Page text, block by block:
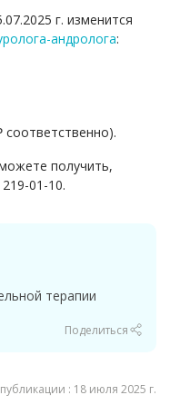
г. изменится
андролога:
получить,
01-10.
терапии
Поделиться
: 18 июля 2025 г.